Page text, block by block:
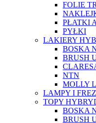
FOLIE
PŁATKI
PYŁKI
LAKIERY
BOSKA
BRUSH
NTN
MOLLY
LAMPY I
TOPY
BOSKA
BRUSH